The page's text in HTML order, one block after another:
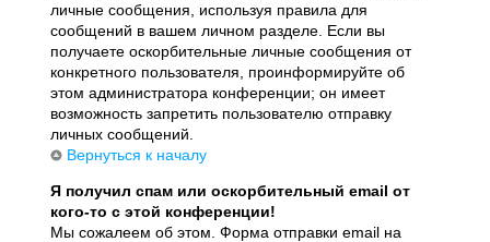
личные сообщения, используя правила для
сообщений в вашем личном разделе. Если вы
получаете оскорбительные личные сообщения от
конкретного пользователя, проинформируйте об
этом администратора конференции; он имеет
возможность запретить пользователю отправку
личных сообщений.
Вернуться к началу
Я получил спам или оскорбительный email от
кого-то с этой конференции!
Мы сожалеем об этом. Форма отправки email на